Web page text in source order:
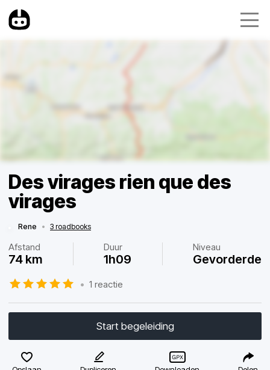
Des virages rien que des
virages
Rene • 3 roadbooks
Afstand
74 km
Duur
1h09
Niveau
Gevorderde
• 1 reactie
Start begeleiding